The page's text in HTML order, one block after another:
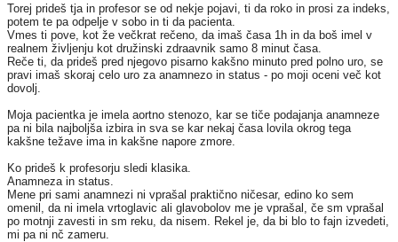
Torej prideš tja in profesor se od nekje pojavi, ti da roko in prosi za indeks,
potem te pa odpelje v sobo in ti da pacienta.
Vmes ti pove, kot že večkrat rečeno, da imaš časa 1h in da boš imel v
realnem življenju kot družinski zdraavnik samo 8 minut časa.
Reče ti, da prideš pred njegovo pisarno kakšno minuto pred polno uro, se
pravi imaš skoraj celo uro za anamnezo in status - po moji oceni več kot
dovolj.
Moja pacientka je imela aortno stenozo, kar se tiče podajanja anamneze
pa ni bila najboljša izbira in sva se kar nekaj časa lovila okrog tega
kakšne težave ima in kakšne napore zmore.
Ko prideš k profesorju sledi klasika.
Anamneza in status.
Mene pri sami anamnezi ni vprašal praktično ničesar, edino ko sem
omenil, da ni imela vrtoglavic ali glavobolov me je vprašal, če sm vprašal
po motnji zavesti in sm reku, da nisem. Rekel je, da bi blo to fajn izvedeti,
mi pa ni nč zameru.